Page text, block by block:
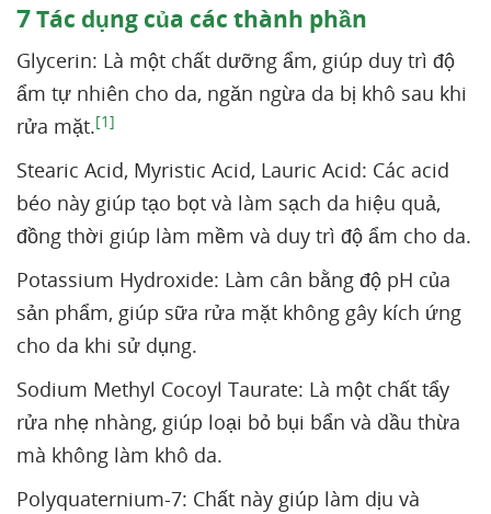
7Tác dụng của các thành phần
Glycerin: Là một chất dưỡng ẩm, giúp duy trì độ
ẩm tự nhiên cho da, ngăn ngừa da bị khô sau khi
rửa mặt.[1]
Stearic Acid, Myristic Acid, Lauric Acid: Các acid
béo này giúp tạo bọt và làm sạch da hiệu quả,
đồng thời giúp làm mềm và duy trì độ ẩm cho da.
Potassium Hydroxide: Làm cân bằng độ pH của
sản phẩm, giúp sữa rửa mặt không gây kích ứng
cho da khi sử dụng.
Sodium Methyl Cocoyl Taurate: Là một chất tẩy
rửa nhẹ nhàng, giúp loại bỏ bụi bẩn và dầu thừa
mà không làm khô da.
Polyquaternium-7: Chất này giúp làm dịu và